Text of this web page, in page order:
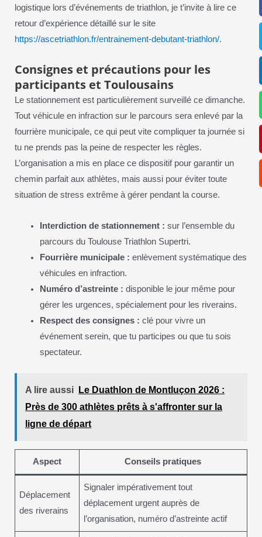
logistique lors d’événements de triathlon, je t’invite à lire ce
retour d’expérience détaillé sur le site
https://ascetriathlon.fr/entrainement-debutant-triathlon/.
Consignes et précautions pour les
participants et Toulousains
Le stationnement est particulièrement surveillé ce dimanche.
Tout véhicule en infraction sur le parcours sera enlevé par la
fourrière municipale, ce qui peut vite compliquer ta journée si
tu ne prends pas la peine de respecter les règles.
L’organisation a mis en place ce dispositif pour garantir un
chemin parfait aux athlètes, mais aussi pour éviter toute
situation de stress extrême à gérer pendant la course.
Interdiction de stationnement : sur l’ensemble du
parcours du Toulouse Triathlon Supertri.
Fourrière municipale : enlèvement systématique des
véhicules en infraction.
Numéro d’astreinte : disponible le jour même pour
gérer les urgences, spécialement pour les riverains.
Respect des consignes : clé pour vivre un
événement serein, que tu participes ou que tu sois
spectateur.
A lire aussi
Le Duathlon de Montluçon 2026 :
Près de 300 athlètes prêts à s'affronter sur la
ligne de départ
Aspect Conseils pratiques
Déplacement
des riverains
Signaler impérativement tout
déplacement urgent auprès de
l’organisation, numéro d’astreinte actif